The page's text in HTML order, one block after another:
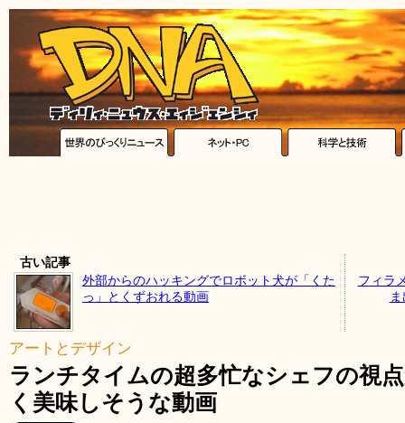
古い記事
外部からのハッキングでロボット犬が「くた
っ」とくずおれる動画
フィラ
アートとデザイン
ランチタイムの超多忙なシェフの視
く美味しそうな動画